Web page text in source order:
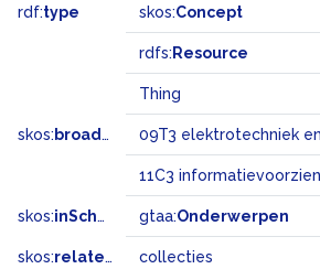
rdf:type skos:Concept
rdfs: Resource
Thing
skos: broadMatch
11C3
skos:inScheme gtaa:Onderwerpen
skos:related collecties